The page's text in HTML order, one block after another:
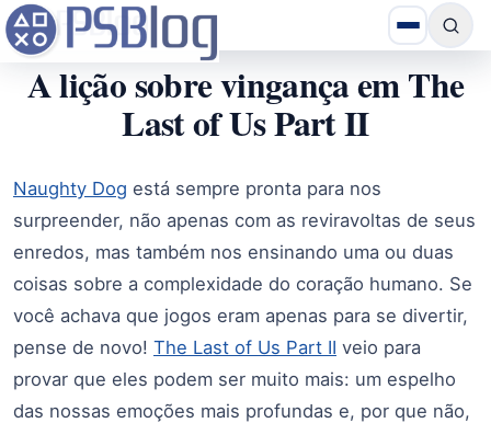
A lição sobre vingança em The
Last of Us Part II
Naughty Dog está sempre pronta para nos
surpreender, não apenas com as reviravoltas de seus
enredos, mas também nos ensinando uma ou duas
coisas sobre a complexidade do coração humano. Se
você achava que jogos eram apenas para se divertir,
pense de novo! The Last of Us Part II veio para
provar que eles podem ser muito mais: um espelho
das nossas emoções mais profundas e, por que não,